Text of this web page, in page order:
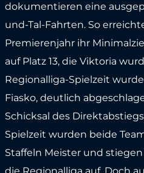
dokumentieren eine
und-Tal-Fahrten. So
Premierenjahr ihr
auf Platz 13, die Viktoria
Regionalliga-Spielzeit
Fiasko, deutlich
Schicksal des
Spielzeit wurden beide
Staffeln Meister und